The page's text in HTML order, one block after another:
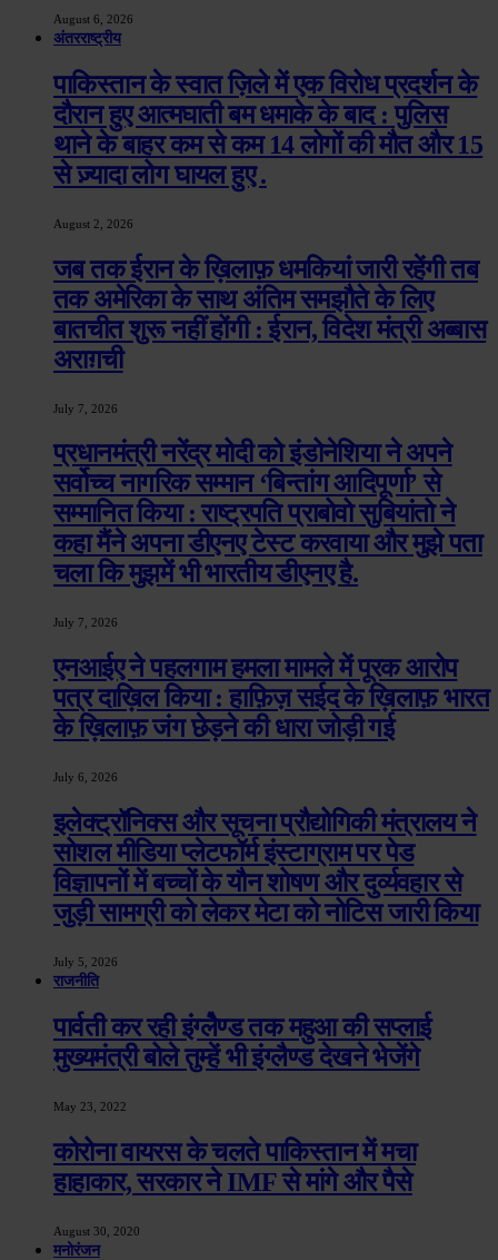
August 6, 2026
अंतरराष्ट्रीय
पाकिस्तान के स्वात ज़िले में एक विरोध प्रदर्शन के
दौरान हुए आत्मघाती बम धमाके के बाद : पुलिस
थाने के बाहर कम से कम 14 लोगों की मौत और 15
से ज़्यादा लोग घायल हुए .
August 2, 2026
जब तक ईरान के ख़िलाफ़ धमकियां जारी रहेंगी तब
तक अमेरिका के साथ अंतिम समझौते के लिए
बातचीत शुरू नहीं होंगी : ईरान, विदेश मंत्री अब्बास
अराग़ची
July 7, 2026
प्रधानमंत्री नरेंद्र मोदी को इंडोनेशिया ने अपने
सर्वोच्च नागरिक सम्मान ‘बिन्तांग आदिपूर्णा’ से
सम्मानित किया : राष्ट्रपति प्राबोवो सुबियांतो ने
कहा मैंने अपना डीएनए टेस्ट करवाया और मुझे पता
चला कि मुझमें भी भारतीय डीएनए है.
July 7, 2026
एनआईए ने पहलगाम हमला मामले में पूरक आरोप
पत्र दाख़िल किया : हाफ़िज़ सईद के ख़िलाफ़ भारत
के ख़िलाफ़ जंग छेड़ने की धारा जोड़ी गई
July 6, 2026
इलेक्ट्रॉनिक्स और सूचना प्रौद्योगिकी मंत्रालय ने
सोशल मीडिया प्लेटफॉर्म इंस्टाग्राम पर पेड
विज्ञापनों में बच्चों के यौन शोषण और दुर्व्यवहार से
जुड़ी सामग्री को लेकर मेटा को नोटिस जारी किया
July 5, 2026
राजनीति
पार्वती कर रही इंग्लेैण्ड तक महुआ की सप्लाई
मुख्यमंत्री बोले तुम्हें भी इंग्लैण्ड देखने भेजेंगे
May 23, 2022
कोरोना वायरस के चलते पाकिस्तान में मचा
हाहाकार, सरकार ने IMF से मांगे और पैसे
August 30, 2020
मनोरंजन